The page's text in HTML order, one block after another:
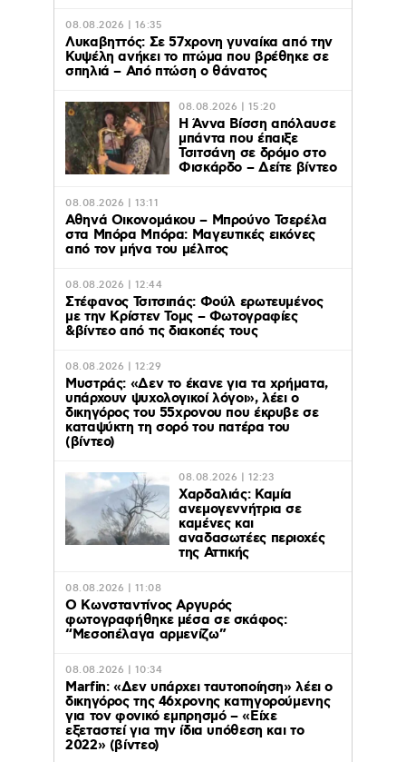
08.08.2026 | 16:35
Λυκαβηττός: Σε 57χρονη γυναίκα από την
Κυψέλη ανήκει το πτώμα που βρέθηκε σε
σπηλιά – Από πτώση ο θάνατος
08.08.2026 | 15:20
Η Άννα Βίσση απόλαυσε
μπάντα που έπαιξε
Τσιτσάνη σε δρόμο στο
Φισκάρδο – Δείτε βίντεο
08.08.2026 | 13:11
Αθηνά Οικονομάκου – Μπρούνο Τσερέλα
στα Μπόρα Μπόρα: Mαγευτικές εικόνες
από τον μήνα του μέλιτος
08.08.2026 | 12:44
Στέφανος Τσιτσιπάς: Φούλ ερωτευμένος
με την Κρίστεν Τομς – Φωτογραφίες
&βίντεο από τις διακοπές τους
08.08.2026 | 12:29
Μυστράς: «Δεν το έκανε για τα χρήματα,
υπάρχουν ψυχολογικοί λόγοι», λέει ο
δικηγόρος του 55χρονου που έκρυβε σε
καταψύκτη τη σορό του πατέρα του
(βίντεο)
08.08.2026 | 12:23
Χαρδαλιάς: Καμία
ανεμογεννήτρια σε
καμένες και
αναδασωτέες περιοχές
της Αττικής
08.08.2026 | 11:08
Ο Κωνσταντίνος Αργυρός
φωτογραφήθηκε μέσα σε σκάφος:
“Μεσοπέλαγα αρμενίζω”
08.08.2026 | 10:34
Marfin: «Δεν υπάρχει ταυτοποίηση» λέει ο
δικηγόρος της 46χρονης κατηγορούμενης
για τον φονικό εμπρησμό – «Είχε
εξεταστεί για την ίδια υπόθεση και το
2022» (βίντεο)